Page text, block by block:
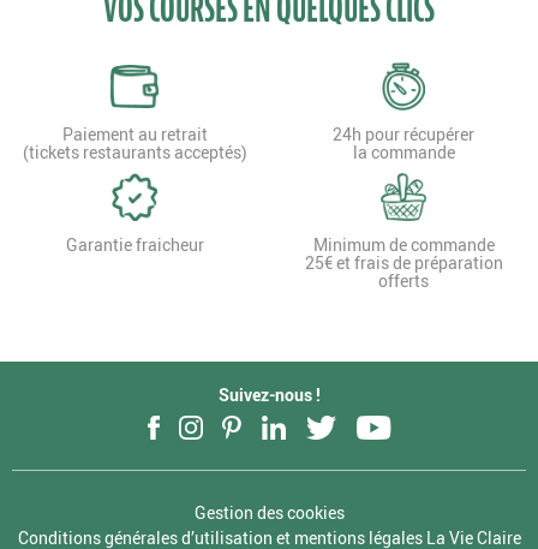
Paiement au retrait
(tickets restaurants acceptés)
24h pour récupérer
la commande
Garantie fraicheur Minimum de commande
25€ et frais de préparation
offerts
Suivez-nous !
Facebook
Instagram
Pinterest
LinkedIn
TwitterYouTube
Gestion des cookies
Conditions générales d’utilisation et mentions légales La Vie Claire